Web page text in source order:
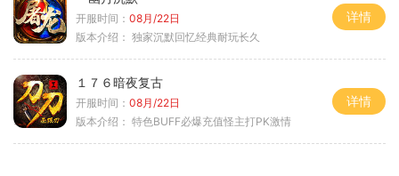
开服时间： 08月/22日
版本介绍： 独家沉默回忆经典耐玩长久
详情
１７６暗夜复古
开服时间： 08月/22日
版本介绍： 特色BUFF必爆充值怪主打PK激情
详情